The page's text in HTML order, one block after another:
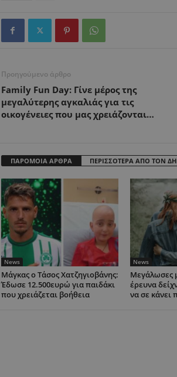
Προηγούμενο άρθρο
Family Fun Day: Γίνε μέρος της
μεγαλύτερης αγκαλιάς για τις
οικογένειες που μας χρειάζονται…
ΠΑΡΟΜΟΙΑ ΑΡΘΡΑ ΠΕΡΙΣΣΟΤΕΡΑ ΑΠΟ ΤΟΝ
News
Μάγκας ο Τάσος Χατζηγιοβάνης:
Έδωσε 12.500ευρώ για παιδάκι
που χρειάζεται βοήθεια
News
Μεγάλωσες
έρευνα
να σε κάνει